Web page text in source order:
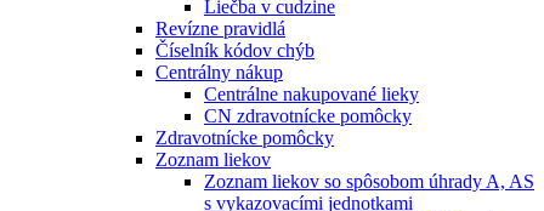
Liečba v cudzine
Revízne pravidlá
Číselník kódov chýb
Centrálny nákup
Centrálne nakupované lieky
CN zdravotnícke pomôcky
Zdravotnícke pomôcky
Zoznam liekov
Zoznam liekov so spôsobom úhrady A, AS
s vykazovacími jednotkami